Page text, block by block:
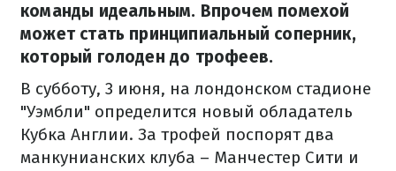
команды идеальным. Впрочем помехой
может стать принципиальный соперник,
который голоден до трофеев.
В субботу, 3 июня, на лондонском стадионе
"Уэмбли" определится новый обладатель
Кубка Англии. За трофей поспорят два
манкунианских клуба – Манчестер Сити и